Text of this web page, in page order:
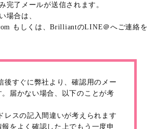
完了メールが送信されます。
場合は、
もしくは、BrilliantのLINE＠へご連絡を
後すぐに弊社より、確認用のメー
。届かない場合、以下のことが考
スの記入間違いが考えられます
をよく確認した上でもう一度申